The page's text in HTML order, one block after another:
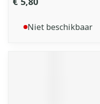
Niet beschikbaar